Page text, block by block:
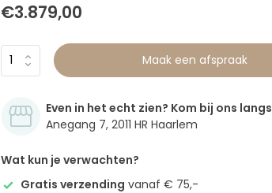
€3.879,00
Maak een afspraak
Even in het echt zien? Kom bij ons langs
Anegang 7, 2011 HR Haarlem
Wat kun je verwachten?
Gratis verzending vanaf € 75,-